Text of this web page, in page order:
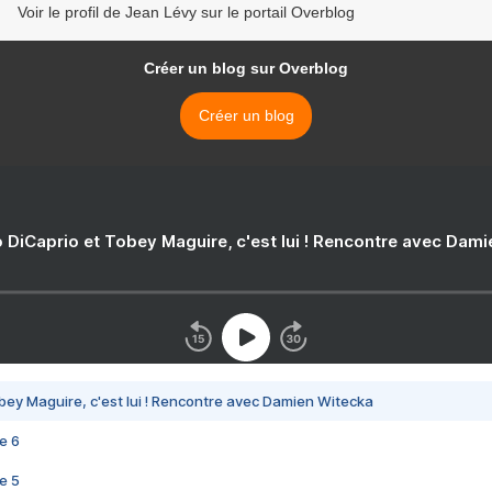
Voir le profil de Jean Lévy sur le portail Overblog
Créer un blog sur Overblog
Créer un blog
DiCaprio et Tobey Maguire, c'est lui ! Rencontre avec
Maguire, c'est lui ! Rencontre avec Damien Witecka
6
5